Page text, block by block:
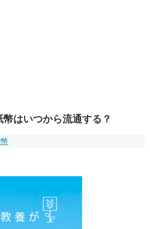
幣はいつから流通する？